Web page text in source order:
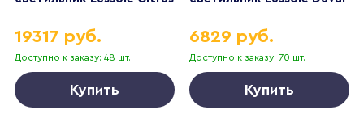
Доступно к заказу: 48 шт.
19317 руб.
Купить
Доступно к заказу: 70 шт.
6829 руб.
Купить